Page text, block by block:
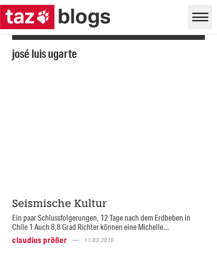
josé luis ugarte
Seismische Kultur
Ein paar Schlussfolgerungen, 12 Tage nach dem Erdbeben in
Chile 1 Auch 8,8 Grad Richter können eine Michelle...
claudius prößer
11.03.2010